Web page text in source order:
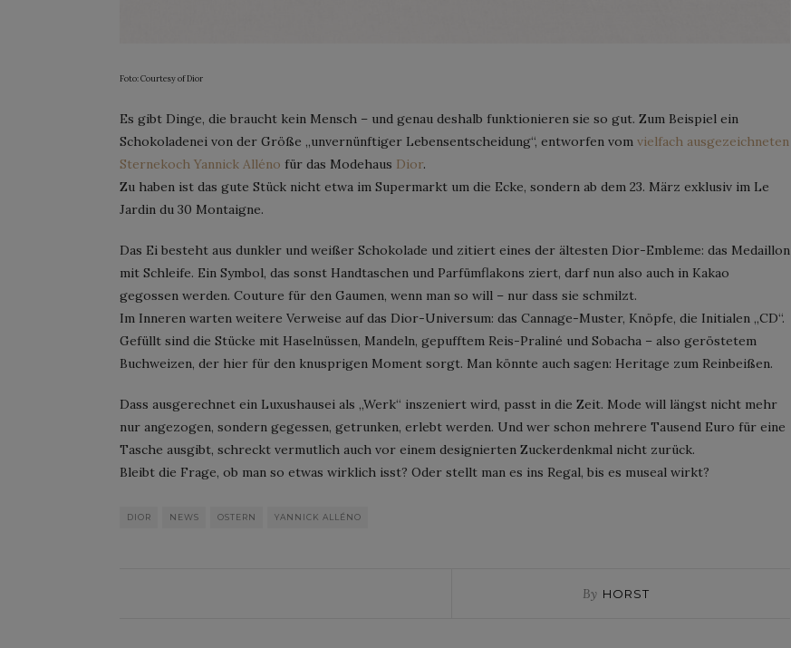
Foto: Courtesy of Dior
Es gibt Dinge, die braucht kein Mensch – und genau deshalb funktionieren sie so gut. Zum Beispiel ein
Schokoladenei von der Größe „unvernünftiger Lebensentscheidung“, entworfen vom vielfach ausgezeichneten
Sternekoch Yannick Alléno für das Modehaus Dior.
Zu haben ist das gute Stück nicht etwa im Supermarkt um die Ecke, sondern ab dem 23. März exklusiv im Le
Jardin du 30 Montaigne.
Das Ei besteht aus dunkler und weißer Schokolade und zitiert eines der ältesten Dior-Embleme: das Medaillon
mit Schleife. Ein Symbol, das sonst Handtaschen und Parfümflakons ziert, darf nun also auch in Kakao
gegossen werden. Couture für den Gaumen, wenn man so will – nur dass sie schmilzt.
Im Inneren warten weitere Verweise auf das Dior-Universum: das Cannage-Muster, Knöpfe, die Initialen „CD“.
Gefüllt sind die Stücke mit Haselnüssen, Mandeln, gepufftem Reis-Praliné und Sobacha – also geröstetem
Buchweizen, der hier für den knusprigen Moment sorgt. Man könnte auch sagen: Heritage zum Reinbeißen.
Dass ausgerechnet ein Luxushausei als „Werk“ inszeniert wird, passt in die Zeit. Mode will längst nicht mehr
nur angezogen, sondern gegessen, getrunken, erlebt werden. Und wer schon mehrere Tausend Euro für eine
Tasche ausgibt, schreckt vermutlich auch vor einem designierten Zuckerdenkmal nicht zurück.
Bleibt die Frage, ob man so etwas wirklich isst? Oder stellt man es ins Regal, bis es museal wirkt?
DIOR NEWS OSTERN YANNICK ALLÉNO
By HORST